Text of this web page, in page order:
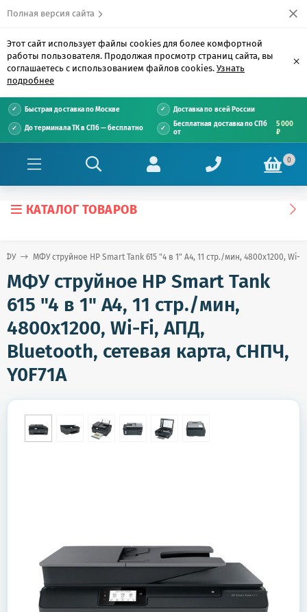
Полная версия сайта
Этот сайт использует файлы cookies для более комфортной
работы пользователя. Продолжая просмотр страниц сайта, вы
соглашаетесь с использованием файлов cookies. Узнать
подробнее
×
Быстрая доставка по Москве Доставка по всей России
До терминала ТК в СПб — бесплатно
Бесплатная доставка по СПб
от
5 000
₽
0
КАТАЛОГ ТОВАРОВ
МФУ струйное HP Smart Tank 615 "4 в 1" А4, 11 стр./мин, 4800х1200,
МФУ струйное HP Smart Tank
615 "4 в 1" А4, 11 стр./мин,
4800х1200, Wi-Fi, АПД,
Bluetooth, сетевая карта, СНПЧ,
Y0F71A